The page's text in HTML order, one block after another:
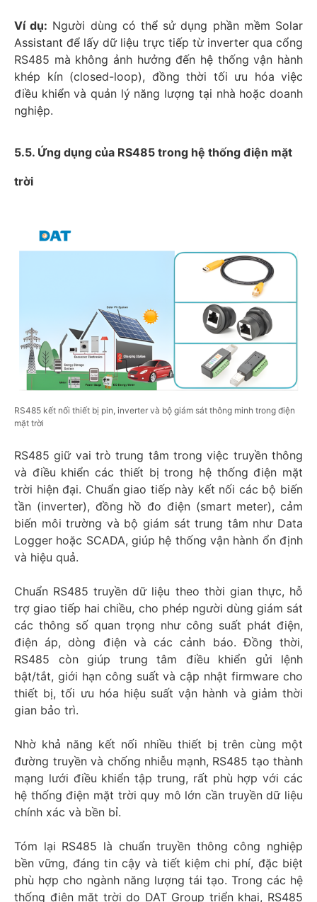
Ví dụ: Người dùng có thể sử dụng phần mềm Solar
Assistant để lấy dữ liệu trực tiếp từ inverter qua cổng
RS485 mà không ảnh hưởng đến hệ thống vận hành
khép kín (closed-loop), đồng thời tối ưu hóa việc
điều khiển và quản lý năng lượng tại nhà hoặc doanh
nghiệp.
5.5. Ứng dụng của RS485 trong hệ thống điện mặt
trời
RS485 kết nối thiết bị pin, inverter và bộ giám sát thông minh trong điện
mặt trời
RS485 giữ vai trò trung tâm trong việc truyền thông
và điều khiển các thiết bị trong hệ thống điện mặt
trời hiện đại. Chuẩn giao tiếp này kết nối các bộ biến
tần (inverter), đồng hồ đo điện (smart meter), cảm
biến môi trường và bộ giám sát trung tâm như Data
Logger hoặc SCADA, giúp hệ thống vận hành ổn định
và hiệu quả.
Chuẩn RS485 truyền dữ liệu theo thời gian thực, hỗ
trợ giao tiếp hai chiều, cho phép người dùng giám sát
các thông số quan trọng như công suất phát điện,
điện áp, dòng điện và các cảnh báo. Đồng thời,
RS485 còn giúp trung tâm điều khiển gửi lệnh
bật/tắt, giới hạn công suất và cập nhật firmware cho
thiết bị, tối ưu hóa hiệu suất vận hành và giảm thời
gian bảo trì.
Nhờ khả năng kết nối nhiều thiết bị trên cùng một
đường truyền và chống nhiễu mạnh, RS485 tạo thành
mạng lưới điều khiển tập trung, rất phù hợp với các
hệ thống điện mặt trời quy mô lớn cần truyền dữ liệu
chính xác và bền bỉ.
Tóm lại RS485 là chuẩn truyền thông công nghiệp
bền vững, đáng tin cậy và tiết kiệm chi phí, đặc biệt
phù hợp cho ngành năng lượng tái tạo. Trong các hệ
thống điện mặt trời do DAT Group triển khai, RS485